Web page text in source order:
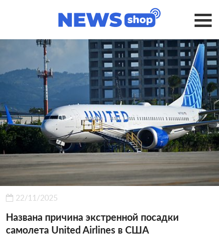
22/11/2025
Названа причина экстренной посадки
самолета United Airlines в США